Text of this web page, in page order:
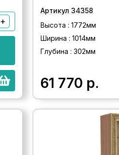
+
Артикул 34358
Высота : 1772мм
Ширина : 1014мм
Глубина : 302мм
61 770 р.